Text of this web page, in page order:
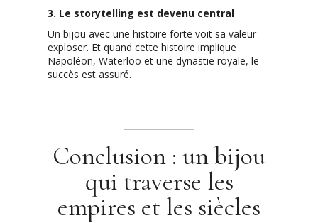
3. Le storytelling est devenu central
Un bijou avec une histoire forte voit sa valeur
exploser. Et quand cette histoire implique
Napoléon, Waterloo et une dynastie royale, le
succès est assuré.
Conclusion : un bijou
qui traverse les
empires et les siècles